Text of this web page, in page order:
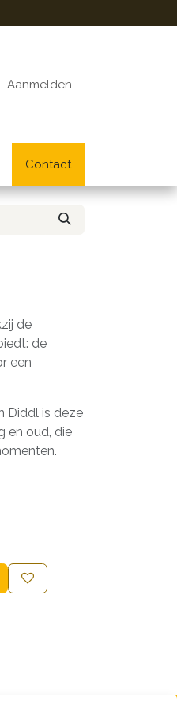
Aanmelden
Lifestyle
Contact
de
de
een
Diddl is deze
en oud, die